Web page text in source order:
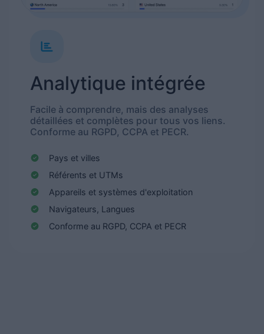
Analytique intégrée
Facile à comprendre, mais des analyses
détaillées et complètes pour tous vos liens.
Conforme au RGPD, CCPA et PECR.
Pays et villes
Référents et UTMs
Appareils et systèmes d'exploitation
Navigateurs, Langues
Conforme au RGPD, CCPA et PECR